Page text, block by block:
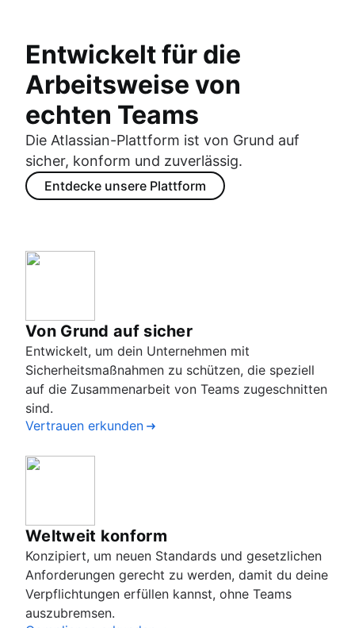
Entwickelt für die
Arbeitsweise von
echten Teams
Die Atlassian-Plattform ist von Grund auf
sicher, konform und zuverlässig.
Entdecke unsere Plattform
Von Grund auf sicher
Entwickelt, um dein Unternehmen mit
Sicherheitsmaßnahmen zu schützen, die speziell
auf die Zusammenarbeit von Teams zugeschnitten
sind.
Vertrauen erkunden
Weltweit konform
Konzipiert, um neuen Standards und gesetzlichen
Anforderungen gerecht zu werden, damit du deine
Verpflichtungen erfüllen kannst, ohne Teams
auszubremsen.